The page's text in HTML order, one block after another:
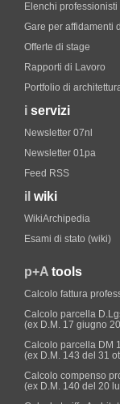
Elenchi
Gare per affidamenti
Offerte di stage
Rapporti di Lavoro
Portfolio di
i servizi
Newsletter 07nl
Newsletter 01pa
Feed RSS
il wiki
WikiArchipedia
Esami di stato (wiki)
p+A tools
Calcolo fattura
Calcolo parcella
(ex D.M. 17 giugno
Calcolo parcella DM
(ex D.M. 143 del 31
Calcolo compenso
(ex D.M. 140 del 20